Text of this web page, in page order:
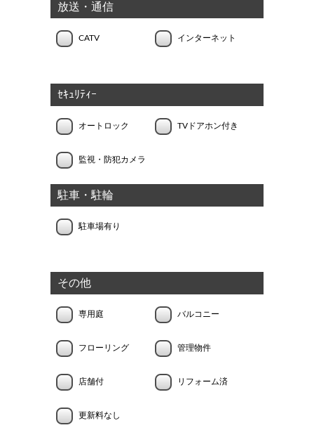
放送・通信
CATV インターネット
ｾｷｭﾘﾃｨｰ
オートロック TVドアホン付き
監視・防犯カメラ
駐車・駐輪
駐車場有り
その他
専用庭 バルコニー
フローリング 管理物件
店舗付 リフォーム済
更新料なし